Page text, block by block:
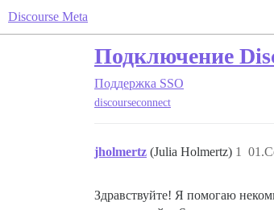
Discourse Meta
Подключение
Поддержка SSO
discourseconnect
jholmertz (Julia Holmertz) 1
Здравствуйте! Я помогаю